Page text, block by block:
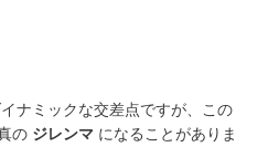
ナミックな交差点ですが、この
の ジレンマ になることがありま